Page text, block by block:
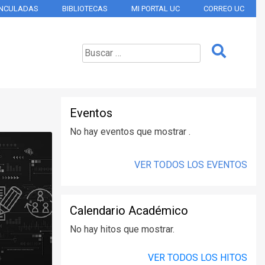
BIBLIOTECAS MI PORTAL UC CORREO UC
Eventos
No hay eventos que mostrar .
VER TODOS LOS EVENTOS
Calendario Académico
No hay hitos que mostrar.
VER TODOS LOS HITOS